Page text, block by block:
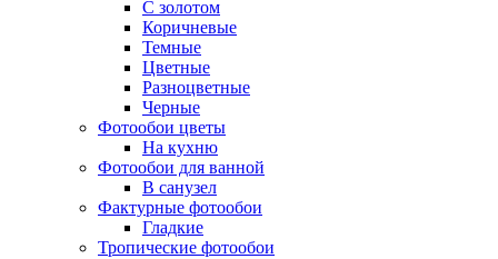
С золотом
Коричневые
Темные
Цветные
Разноцветные
Черные
Фотообои цветы
На кухню
Фотообои для ванной
В санузел
Фактурные фотообои
Гладкие
Тропические фотообои